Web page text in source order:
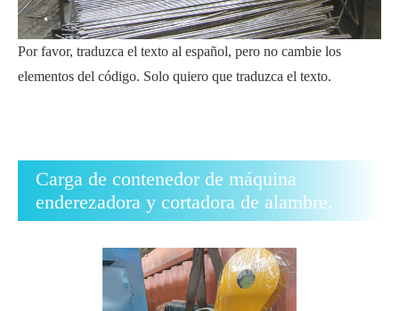
Por favor, traduzca el texto al español, pero no cambie los
elementos del código. Solo quiero que traduzca el texto.
Carga de contenedor de máquina
enderezadora y cortadora de alambre.